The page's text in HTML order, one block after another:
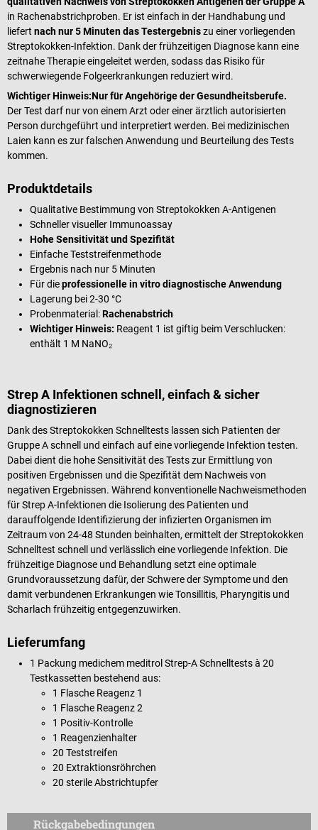
in Rachenabstrichproben. Er ist einfach in der Handhabung und
liefert nach nur 5 Minuten das Testergebniszu einer vorliegenden
Streptokokken-Infektion. Dank der frühzeitigen Diagnose kann eine
zeitnahe Therapie eingeleitet werden, sodass das Risiko für
schwerwiegende Folgeerkrankungen reduziert wird.
Wichtiger Hinweis:Nur für Angehörige der Gesundheitsberufe.
Der Test darf nur von einem Arzt oder einer ärztlich autorisierten
Person durchgeführt und interpretiert werden. Bei medizinischen
Laien kann es zur falschen Anwendung und Beurteilung des Tests
kommen.
Produktdetails
Qualitative Bestimmung von Streptokokken A-Antigenen
Schneller visueller Immunoassay
Hohe Sensitivität und Spezifität
Einfache Teststreifenmethode
Ergebnis nach nur 5 Minuten
Für dieprofessionelle in vitro diagnostische Anwendung
Lagerung bei 2-30 °C
Probenmaterial:Rachenabstrich
Wichtiger Hinweis: Reagent 1 ist giftig beim Verschlucken:
enthält 1 M NaNO₂
Strep A Infektionen schnell, einfach & sicher
diagnostizieren
Dank des Streptokokken Schnelltests lassen sich Patienten der
Gruppe A schnell und einfach auf eine vorliegende Infektion testen.
Dabei dient die hohe Sensitivität des Tests zur Ermittlung von
positiven Ergebnissen und die Spezifität dem Nachweis von
negativen Ergebnissen. Während konventionelle Nachweismethoden
für Strep A-Infektionen die Isolierung des Patienten und
darauffolgende Identifizierung der infizierten Organismen im
Zeitraum von 24-48 Stunden beinhalten, ermittelt der Streptokokken
Schnelltest schnell und verlässlich eine vorliegende Infektion. Die
frühzeitige Diagnose und Behandlung setzt eine optimale
Grundvoraussetzung dafür, der Schwere der Symptome und den
damit verbundenen Erkrankungen wie Tonsillitis, Pharyngitis und
Scharlach frühzeitig entgegenzuwirken.
Lieferumfang
1 Packung medichem meditrol Strep-A Schnelltests à 20
Testkassetten bestehend aus:
1 Flasche Reagenz 1
1 Flasche Reagenz 2
1 Positiv-Kontrolle
1 Reagenzienhalter
20 Teststreifen
20 Extraktionsröhrchen
20 sterile Abstrichtupfer
Rückgabebedingungen